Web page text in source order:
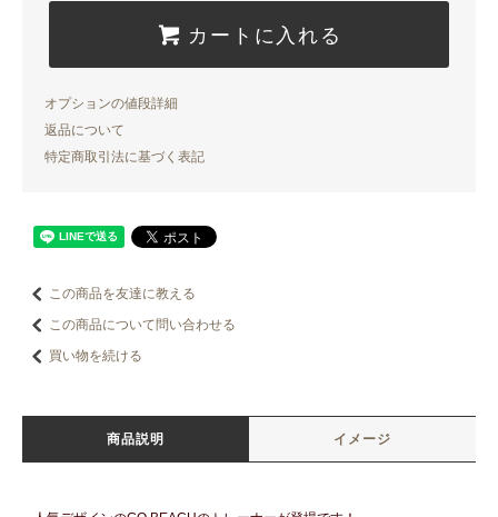
カートに入れる
オプションの値段詳細
返品について
特定商取引法に基づく表記
この商品を友達に教える
この商品について問い合わせる
買い物を続ける
商品説明 イメージ